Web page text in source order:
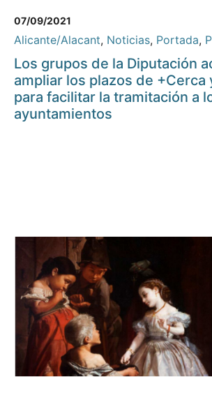
07/09/2021
Alicante/Alacant, Noticias, Portada,
Los grupos de la Diputación
ampliar los plazos de +Cerca
para facilitar la tramitación a
ayuntamientos